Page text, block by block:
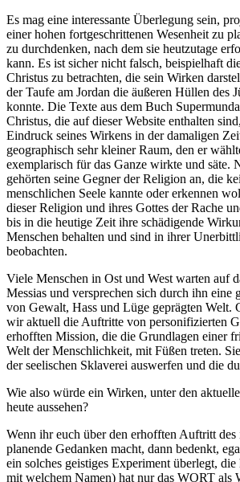
Es mag eine interessante Überlegung sein,
einer hohen fortgeschrittenen Wesenheit zu
zu durchdenken, nach dem sie heutzutage
kann. Es ist sicher nicht falsch, beispielhaft
Christus zu betrachten, die sein Wirken
der Taufe am Jordan die äußeren Hüllen des
konnte. Die Texte aus dem Buch
Christus, die auf dieser Website enthalten
Eindruck seines Wirkens in der damaligen
geographisch sehr kleiner Raum, den er
exemplarisch für das Ganze wirkte und säte.
gehörten seine Gegner der Religion an, die
menschlichen Seele kannte oder erkennen
dieser Religion und ihres Gottes der Rache
bis in die heutige Zeit ihre schädigende
Menschen behalten und sind in ihrer
beobachten.
Viele Menschen in Ost und West warten auf
Messias und versprechen sich durch ihn eine
von Gewalt, Hass und Lüge geprägten Welt.
wir aktuell die Auftritte von personifizierten
erhofften Mission, die die Grundlagen einer
Welt der Menschlichkeit, mit Füßen treten.
der seelischen Sklaverei auswerfen und die
Wie also würde ein Wirken, unter den
heute aussehen?
Wenn ihr euch über den erhofften Auftritt des
planende Gedanken macht, dann bedenkt,
ein solches geistiges Experiment überlegt, die
mit welchem Namen) hat nur das WORT als